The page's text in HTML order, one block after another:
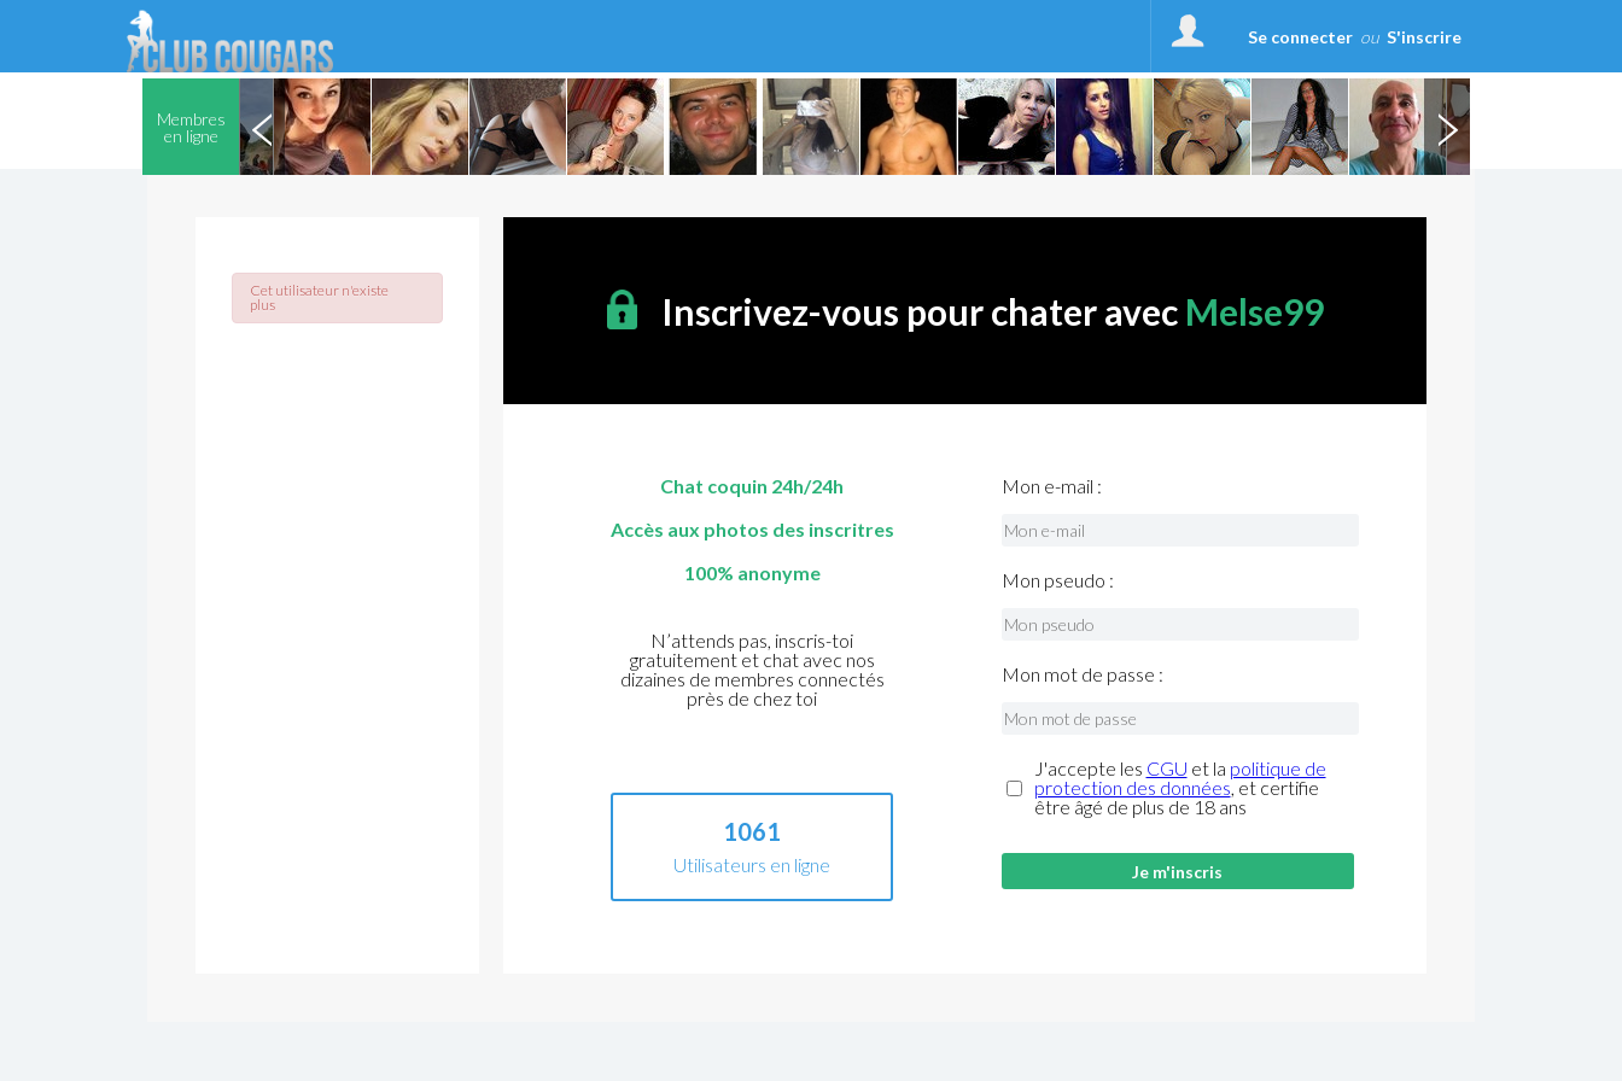
Se connecter ou S'inscrire
Membres
en ligne
Cet utilisateur n'existe
plus
Inscrivez-vous pour chater avec Melse99
Chat coquin 24h/24h
Accès aux photos des inscritres
100% anonyme
N’attends pas, inscris-toi
gratuitement et chat avec nos
dizaines de membres connectés
près de chez toi
1061
Utilisateurs en ligne
Mon e-mail :
Mon pseudo :
Mon mot de passe :
J'accepte les CGU et la politique de
protection des données, et certifie
être âgé de plus de 18 ans